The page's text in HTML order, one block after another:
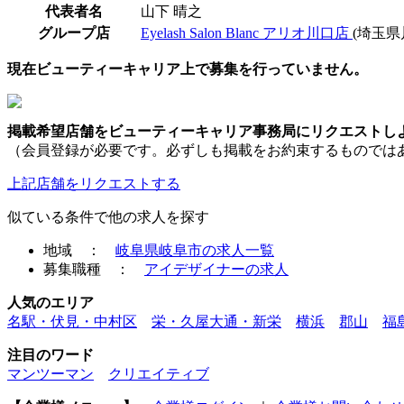
代表者名
山下 晴之
グループ店
Eyelash Salon Blanc アリオ川口店 (埼玉県
現在ビューティーキャリア上で募集を行っていません。
掲載希望店舗をビューティーキャリア事務局にリクエストし
（会員登録が必要です。必ずしも掲載をお約束するものでは
上記店舗をリクエストする
似ている条件で他の求人を探す
地域 ： 岐阜県岐阜市の求人一覧
募集職種 ： アイデザイナーの求人
人気のエリア
名駅・伏見・中村区
栄・久屋大通・新栄 横浜 郡山 福
注目のワード
マンツーマン
クリエイティブ